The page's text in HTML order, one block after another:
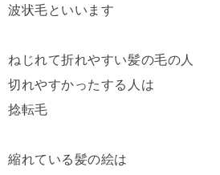
波状毛といいます
ねじれて折れやすい髪の毛の人
切れやすかったする人は
捻転毛
縮れている髪の絵は